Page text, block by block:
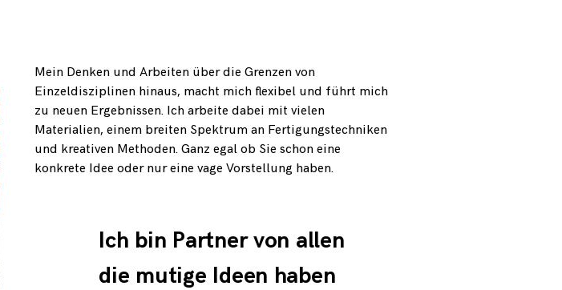
Mein Denken und Arbeiten über die Grenzen von
Einzeldisziplinen hinaus, macht mich flexibel und führt mich
zu neuen Ergebnissen. Ich arbeite dabei mit vielen
Materialien, einem breiten Spektrum an Fertigungstechniken
und kreativen Methoden. Ganz egal ob Sie schon eine
konkrete Idee oder nur eine vage Vorstellung haben.
Ich bin Partner von allen
die mutige Ideen haben